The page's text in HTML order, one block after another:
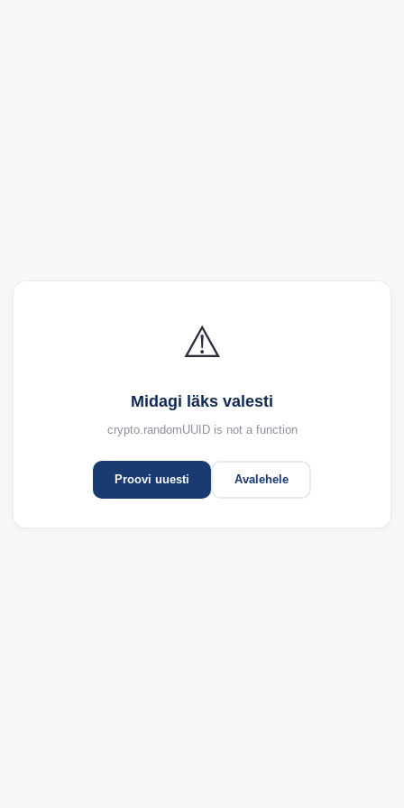
⚠️
Midagi läks valesti
crypto.randomUUID is not a function
Proovi uuesti Avalehele